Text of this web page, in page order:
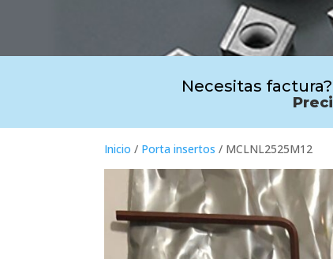
Necesitas
Inicio / Porta insertos / MCLNL2525M12